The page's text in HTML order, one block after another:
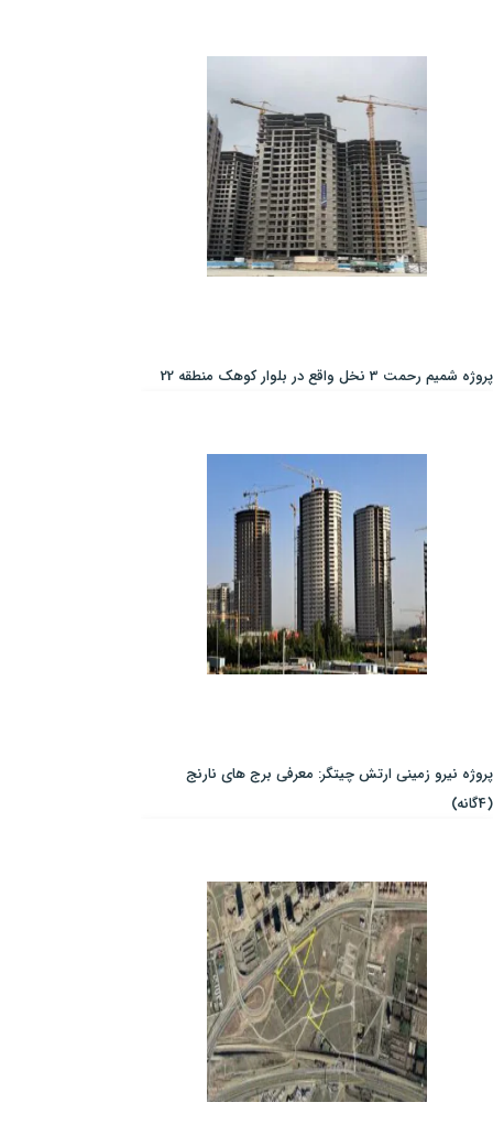
پروژه شمیم رحمت 3 نخل واقع در بلوار کوهک منطقه 22
پروژه نیرو زمینی ارتش چیتگر: معرفی برج های نارنج
(4گانه)